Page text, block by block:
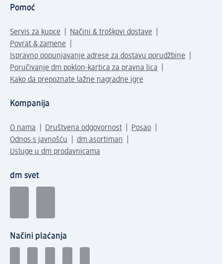
Pomoć
Servis za kupce
Načini & troškovi dostave
Povrat & zamene
Ispravno popunjavanje adrese za dostavu porudžbine
Poručivanje dm poklon-kartica za pravna lica
Kako da prepoznate lažne nagradne igre
Kompanija
O nama Društvena odgovornost
Posao
Odnos s javnošću
dm asortiman
Usluge u dm prodavnicama
dm svet
Načini plaćanja